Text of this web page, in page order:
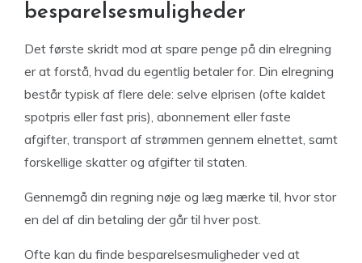
besparelsesmuligheder
Det første skridt mod at spare penge på din elregning
er at forstå, hvad du egentlig betaler for. Din elregning
består typisk af flere dele: selve elprisen (ofte kaldet
spotpris eller fast pris), abonnement eller faste
afgifter, transport af strømmen gennem elnettet, samt
forskellige skatter og afgifter til staten.
Gennemgå din regning nøje og læg mærke til, hvor stor
en del af din betaling der går til hver post.
Ofte kan du finde besparelsesmuligheder ved at